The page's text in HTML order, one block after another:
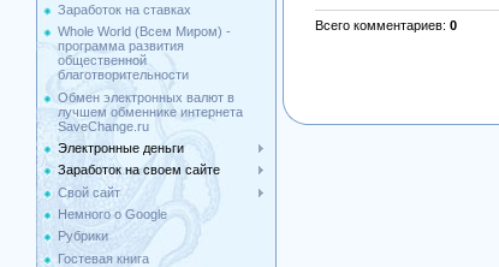
Заработок на ставках
Whole World (Всем Миром) -
программа развития
общественной
благотворительности
Обмен электронных валют в
лучшем обменнике интернета
SaveChange.ru
Электронные деньги
Заработок на своем сайте
Свой сайт
Немного о Google
Рубрики
Гостевая книга
Всего комментариев: 0